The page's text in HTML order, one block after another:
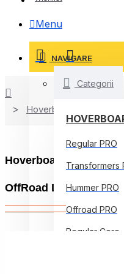
Menu
NAVIGARE
Categorii
Regular PRO
Transformers
Hummer PRO
Offroad PRO
Regular Core
Hoverboard
Hoverboard OffRoad
OffRoad Last Dead